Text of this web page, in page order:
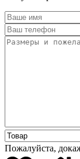
Пожалуйста,